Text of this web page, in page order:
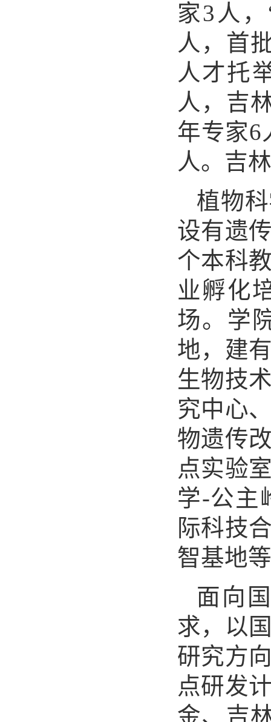
家3人
人，首
人才托
人，吉
年专家6
人。吉
植物
设有遗
个本科
业孵化
场。学
地，建
生物技
究中心
物遗传
点实验
学-公主
际科技
智基地
面向
求，以
研究方
点研发
金、吉